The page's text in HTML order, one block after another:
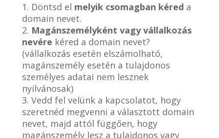
1. Döntsd el melyik csomagban kéred a
domain nevet.
2. Magánszemélyként vagy vállalkozás
nevére kéred a domain nevet?
(vállalkozás esetén elszámolható,
magánszemély esetén a tulajdonos
személyes adatai nem lesznek
nyilvánosak)
3. Vedd fel velünk a kapcsolatot, hogy
szeretnéd megvenni a választott domain
nevet, majd attól függően, hogy
magánszemély lesz a tulajdonos vagy